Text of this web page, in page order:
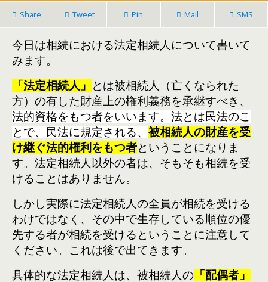
Share Tweet Pin Mail SMS
今日は相続における法定相続人について書いて
みます。
「法定相続人」
とは被相続人（亡くなられた
方）の有した財産上の権利義務を承継すべき、
法的資格をもつ者をいいます。法とは民法のこ
とで、民法に規定される、被相続人の財産を受
け継ぐ法的権利 をもつ者ということになりま
す。法定相続人以外の者は、そもそも相続を受
けることはありません。
しかし実際に法定相続人の全員が相続を受ける
わけではなく、その中で生存している順位の優
先する者が相続を受けるということに注意して
ください。これは後で出てきます。
具体的な法定相続人は、被相続人の 「配偶者」